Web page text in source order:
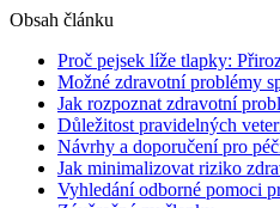
Obsah článku
Proč pejsek líže tlapky:
Možné zdravotní problémy
Jak rozpoznat zdravotní
Důležitost pravidelných
Návrhy a doporučení pro
Jak minimalizovat riziko
Vyhledání odborné pomoci